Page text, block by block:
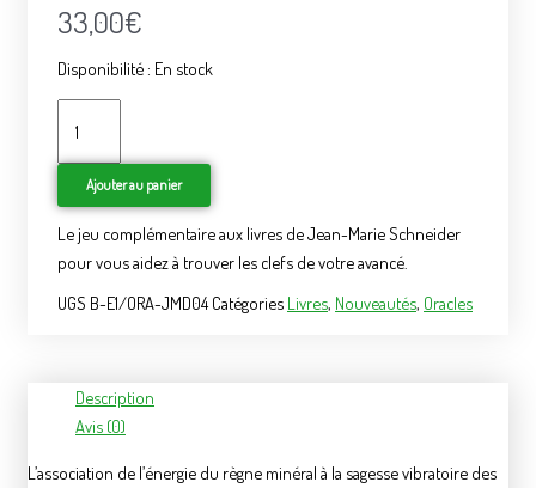
33,00€
Disponibilité : En stock
Ajouter au panier
Le jeu complémentaire aux livres de Jean-Marie Schneider
pour vous aidez à trouver les clefs de votre avancé.
UGS B-E1/ORA-JMD04 Catégories Livres, Nouveautés, Oracles
Description
Avis (0)
L’association de l’énergie du règne minéral à la sagesse vibratoire des